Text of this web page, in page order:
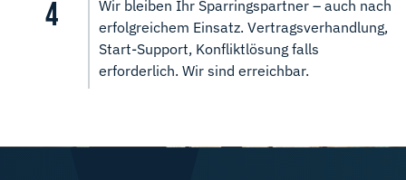
Wir bleiben Ihr Sparringspartner – auch nach
erfolgreichem Einsatz. Vertragsverhandlung,
Start-Support, Konfliktlösung falls
erforderlich. Wir sind erreichbar.